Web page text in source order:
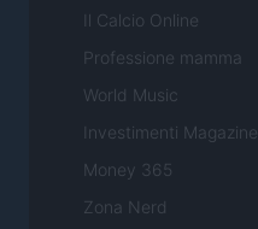
Il Calcio Online
Professione mamma
World Music
Investimenti Magazine
Money 365
Zona Nerd